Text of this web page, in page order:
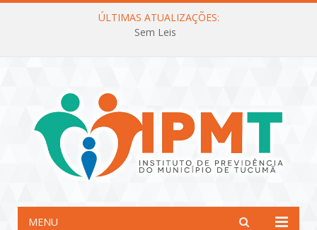
ÚLTIMAS ATUALIZAÇÕES:
Sem Leis
MENU